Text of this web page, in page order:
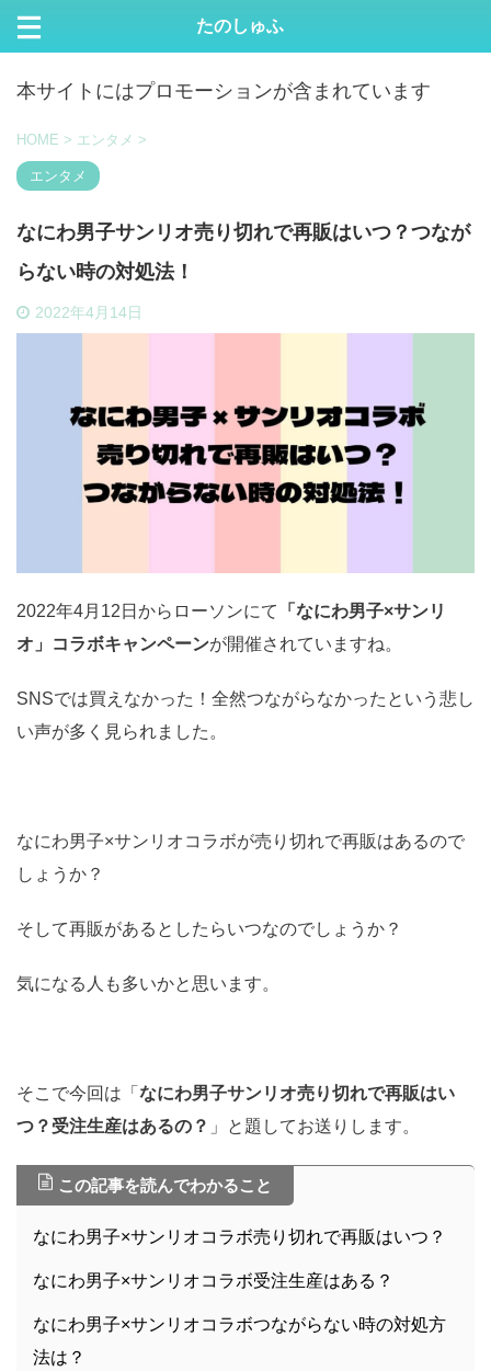
たのしゅふ
本サイトにはプロモーションが含まれています
HOME > エンタメ >
エンタメ
なにわ男子サンリオ売り切れで再販はいつ？つなが
らない時の対処法！
2022年4月14日
2022年4月12日からローソンにて
「なにわ男子×サンリ
オ」コラボキャンペーンが開催されていますね。
SNSでは買えなかった！全然つながらなかったという悲し
い声が多く見られました。
なにわ男子×サンリオコラボが売り切れで再販はあるので
しょうか？
そして再販があるとしたらいつなのでしょうか？
気になる人も多いかと思います。
そこで今回は「 なにわ男子サンリオ売り切れで再販はい
つ？受注生産はあるの？ 」と題してお送りします。
この記事を読んでわかること
なにわ男子×サンリオコラボ売り切れで再販はいつ？
なにわ男子×サンリオコラボ受注生産はある？
なにわ男子×サンリオコラボつながらない時の対処方
法は？